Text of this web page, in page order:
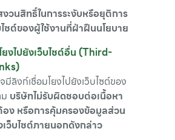
วนสิทธิ์ในการระงับหรือยุติการ
ไซต์ของผู้ใช้งานที่ฝ่าฝืนนโยบาย
ยงไปยังเว็บไซต์อื่น (Third-
มีลิงก์เชื่อมโยงไปยังเว็บไซต์ของ
บริษัทไม่รับผิดชอบต่อเนื้อหา
ง หรือการคุ้มครองข้อมูลส่วน
ว็บไซต์ภายนอกดังกล่าว